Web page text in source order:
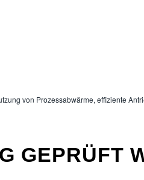
von Prozessabwärme, effiziente
GEPRÜFT